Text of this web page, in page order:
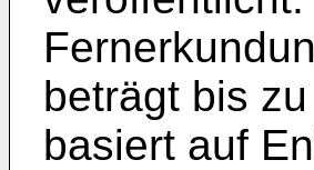
beträgt bis
basiert auf